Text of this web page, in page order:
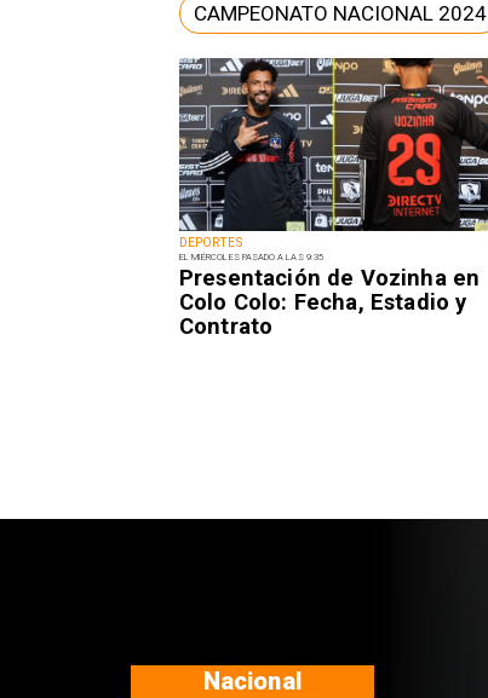
DEPORTES
EL MIÉRCOLES PASADO A LAS 9:35
Presentación de Vozinha en
Colo Colo: Fecha, Estadio y
Contrato
CAMPEONATO NACIONAL 2024
Regiones